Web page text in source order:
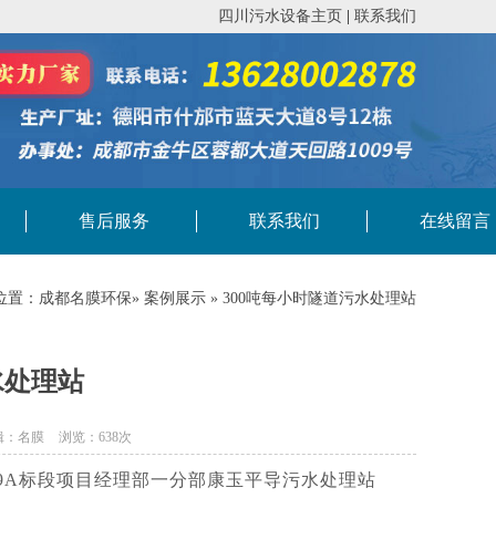
四川污水设备主页 联系我们
售后服务 联系我们 在线留言
置： 成都名膜环保» 案例展示 » 300吨每小时隧道污水处理站
理站
：名膜 浏览：638次
标段项目经理部一分部康玉平导污水处理站